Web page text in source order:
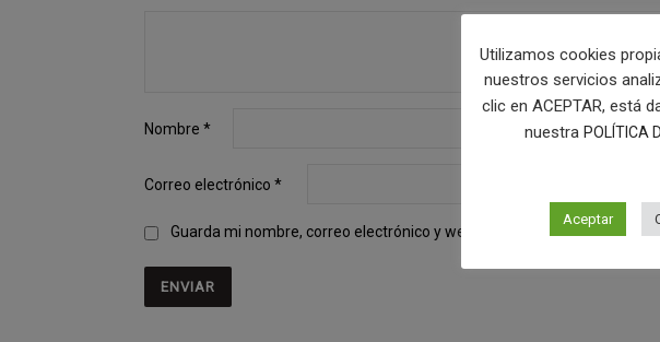
Nombre *
Correo electrónico *
Guarda mi nombre, correo electrónico y web en este navegador para
Utilizamos cookies
nuestros servicios
clic en ACEPTAR, está
nuestra POLÍTICA
Aceptar